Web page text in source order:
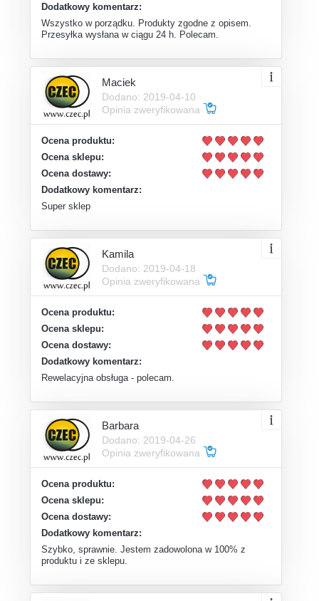
Dodatkowy komentarz:
Wszystko w porządku. Produkty zgodne z opisem.
Przesyłka wysłana w ciągu 24 h. Polecam.
Maciek
Dodano: 2019-04-10
Opinia zweryfikowana
Ocena produktu:
Ocena sklepu:
Ocena dostawy:
Dodatkowy komentarz:
Super sklep
Kamila
Dodano: 2019-04-18
Opinia zweryfikowana
Ocena produktu:
Ocena sklepu:
Ocena dostawy:
Dodatkowy komentarz:
Rewelacyjna obsługa - polecam.
Barbara
Dodano: 2019-04-26
Opinia zweryfikowana
Ocena produktu:
Ocena sklepu:
Ocena dostawy:
Dodatkowy komentarz:
Szybko, sprawnie. Jestem zadowolona w 100% z
produktu i ze sklepu.